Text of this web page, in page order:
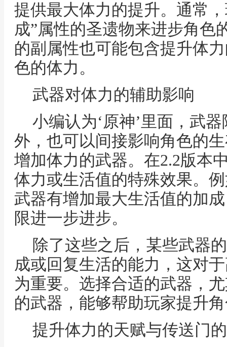
提供最大体力的提升。通常
成”属性的圣遗物来进步角色
的副属性也可能包含提升体
色的体力。
武器对体力的辅助影响
小编认为‘原神’里面，武
外，也可以间接影响角色的
增加体力的武器。在2.2版本
体力或生活值的特殊效果。
武器有增加最大生活值的加
限进一步进步。
除了这些之后，某些武器
成或回复生活的能力，这对
为重要。选择合适的武器，
的武器，能够帮助玩家提升
提升体力的天赋与传送门